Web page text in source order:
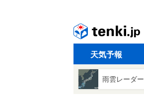
天気予報
雨雲レーダー